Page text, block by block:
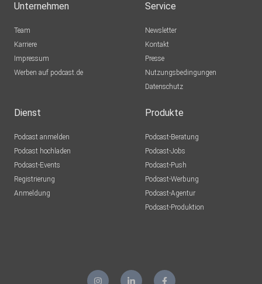
Unternehmen
Team
Karriere
Impressum
Werben auf podcast.de
Service
Newsletter
Kontakt
Presse
Nutzungsbedingungen
Datenschutz
Dienst
Podcast anmelden
Podcast hochladen
Podcast-Events
Registrierung
Anmeldung
Produkte
Podcast-Beratung
Podcast-Jobs
Podcast-Push
Podcast-Werbung
Podcast-Agentur
Podcast-Produktion